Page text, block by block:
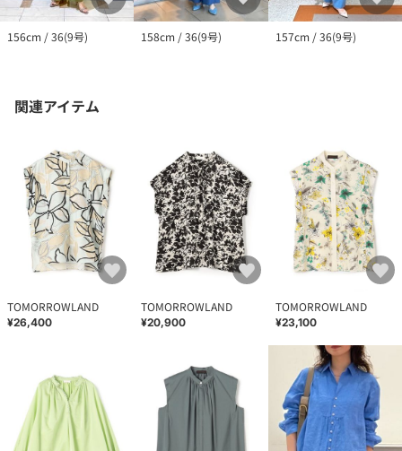
156cm / 36(9号) 158cm / 36(9号) 157cm / 36(9号)
関連アイテム
TOMORROWLAND
¥26,400
TOMORROWLAND
¥20,900
TOMORROWLAND
¥23,100